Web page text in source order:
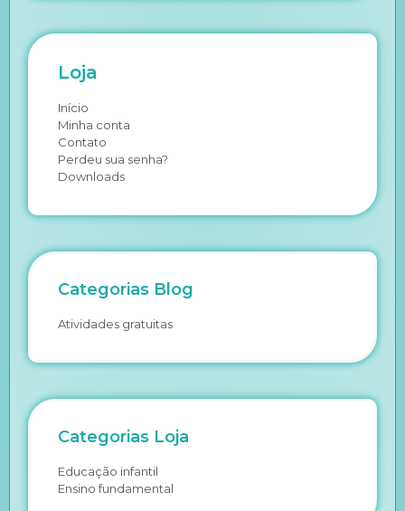
Loja
Início
Minha conta
Contato
Perdeu sua senha?
Downloads
Categorias Blog
Atividades gratuitas
Categorias Loja
Educação infantil
Ensino fundamental